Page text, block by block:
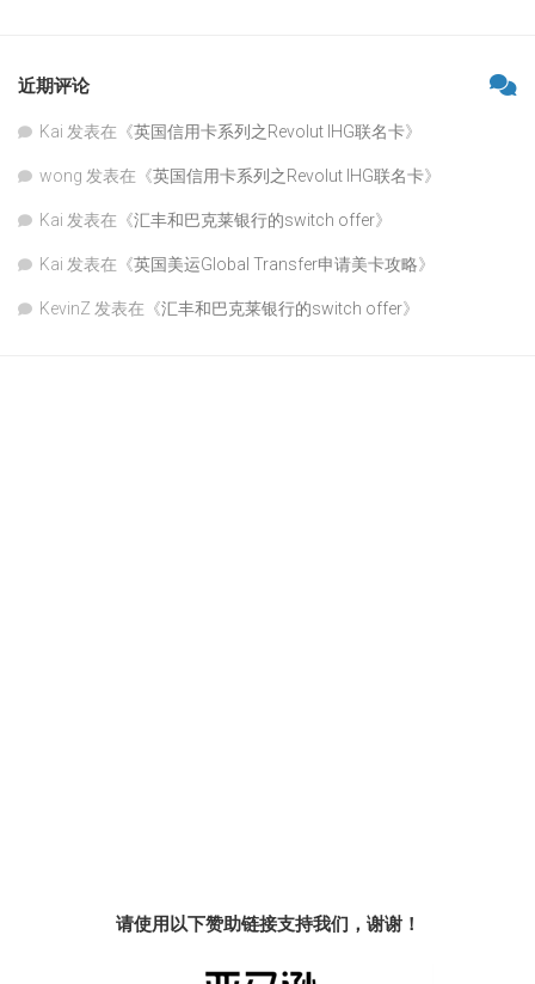
近期评论
Kai 发表在《英国信用卡系列之Revolut IHG联名卡》
wong 发表在《英国信用卡系列之Revolut IHG联名卡》
Kai 发表在《汇丰和巴克莱银行的switch offer》
Kai 发表在《英国美运Global Transfer申请美卡攻略》
KevinZ 发表在《汇丰和巴克莱银行的switch offer》
请使用以下赞助链接支持我们，谢谢！